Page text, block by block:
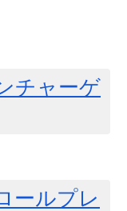
チャーゲ
ールプレ